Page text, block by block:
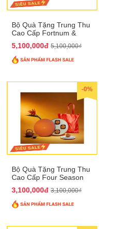
Bộ Quà Tặng Trung Thu
Cao Cấp Fortnum &
5,100,000đ 5,100,000₫
-0%
Bộ Quà Tặng Trung Thu
Cao Cấp Four Season
3,100,000đ 3,100,000₫